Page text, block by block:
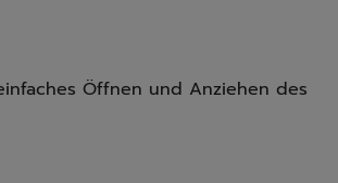
Öffnen und Anziehen des